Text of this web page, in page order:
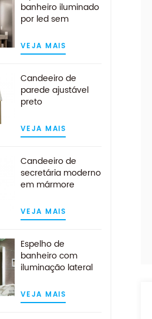
banheiro iluminado
por led sem
contemporâneo
VEJA MAIS
Candeeiro de
parede ajustável
preto
com luz de leitura
LED
VEJA MAIS
Candeeiro de
secretária moderno
em mármore
com abajur em
tecido branco
VEJA MAIS
Espelho de
banheiro com
iluminação lateral
montagem na
parede do hotel
VEJA MAIS